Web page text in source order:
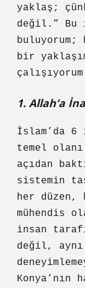
yaklaş;
değil.” Bu
buluyorum;
bir
1. Allah’a
İslam’da 6
temel
açıdan
sistemin
her
mühendis
insan
değil, aynı